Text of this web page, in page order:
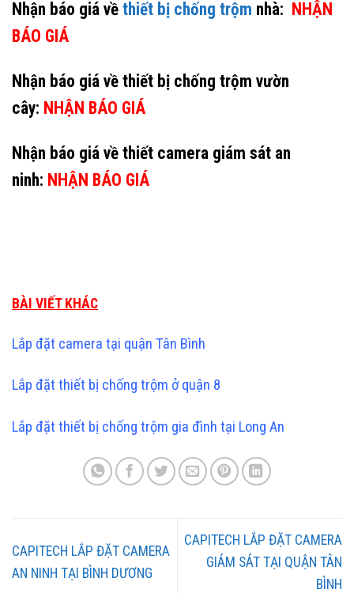
Nhận báo giá về thiết bị chống trộm nhà: NHẬN
BÁO GIÁ
Nhận báo giá về thiết bị chống trộm vườn
cây: NHẬN BÁO GIÁ
Nhận báo giá về thiết camera giám sát an
ninh: NHẬN BÁO GIÁ
BÀI VIẾT KHÁC
Lắp đặt camera tại quận Tân Bình
Lắp đặt thiết bị chống trộm ở quận 8
Lắp đặt thiết bị chống trộm gia đình tại Long An
CAPITECH LẮP ĐẶT CAMERA
AN NINH TẠI BÌNH DƯƠNG
CAPITECH LẮP ĐẶT CAMERA
GIÁM SÁT TẠI QUẬN TÂN
BÌNH